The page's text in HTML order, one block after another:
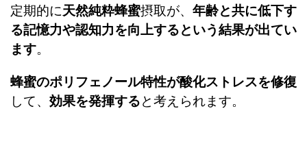
定期的に天然純粋蜂蜜摂取が、 年齢と共に低下す
る記憶力や認知力を向上するという結果が出てい
ます。
蜂蜜のポリフェノール特性が酸化ストレスを修復
して、 効果を発揮すると考えられます。